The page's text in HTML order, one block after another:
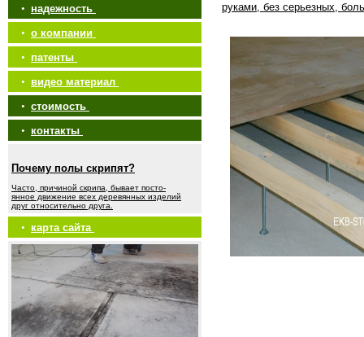
• надежность
• о компании
• патенты
• видео материал
• стоимость
• контакты
Почему полы скрипят?
Часто, причиной скрипа, бывает посто-
янное движение всех деревянных изделий
друг относительно друга.
• карта сайта
руками, без серьезных,